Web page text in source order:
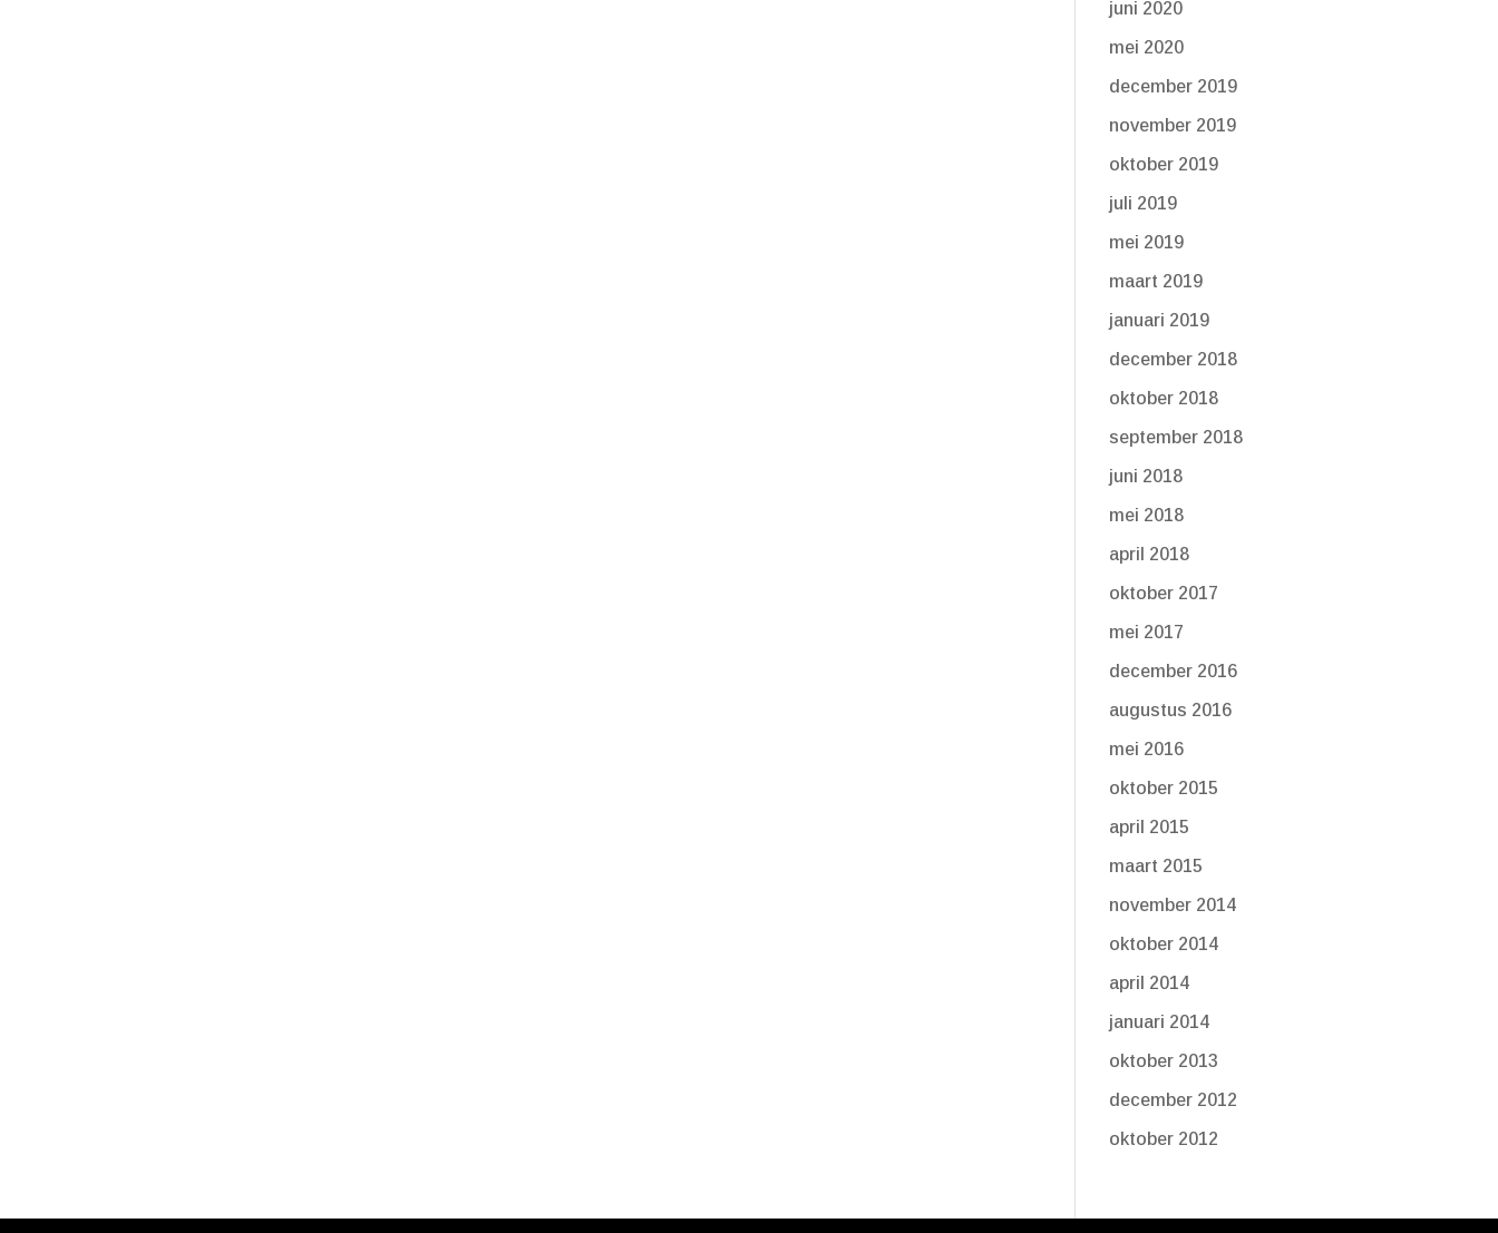
juni 2020
mei 2020
december 2019
november 2019
oktober 2019
juli 2019
mei 2019
maart 2019
januari 2019
december 2018
oktober 2018
september 2018
juni 2018
mei 2018
april 2018
oktober 2017
mei 2017
december 2016
augustus 2016
mei 2016
oktober 2015
april 2015
maart 2015
november 2014
oktober 2014
april 2014
januari 2014
oktober 2013
december 2012
oktober 2012